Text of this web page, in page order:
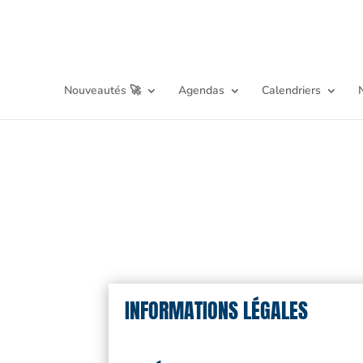
Nouveautés 🚀 Agendas Calendriers
INFORMATIONS LÉGALES